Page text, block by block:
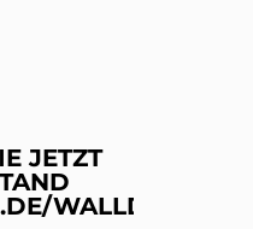
JETZT
WALLDORF/